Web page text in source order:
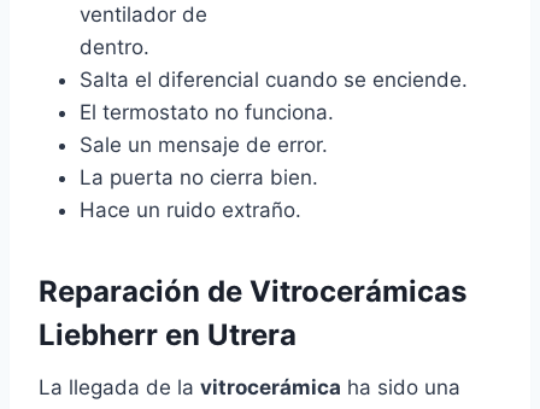
ventilador de
dentro.
Salta el diferencial cuando se enciende.
El termostato no funciona.
Sale un mensaje de error.
La puerta no cierra bien.
Hace un ruido extraño.
Reparación de Vitrocerámicas
Liebherr en Utrera
La llegada de la vitrocerámica ha sido una